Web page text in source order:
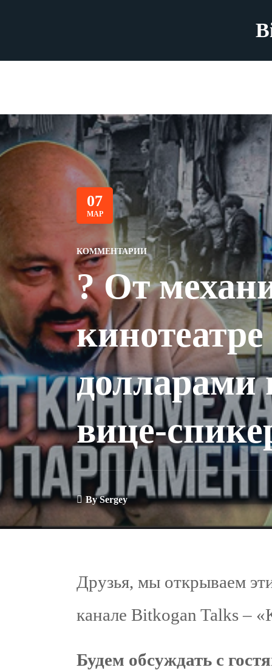
07
МАР
КОММЕНТАРИИ
? От
кинотеатре
долларами
вице-
BySergey
Друзья, мы открываем
канале Bitkogan Talks –
Будем обсуждать с